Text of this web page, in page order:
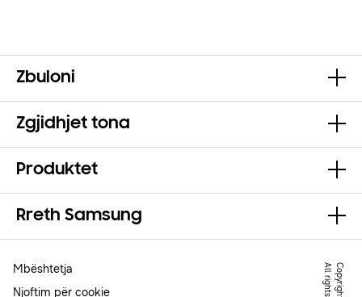
Zbuloni
Zgjidhjet tona
Produktet
Rreth Samsung
Mbështetja
Njoftim për cookie